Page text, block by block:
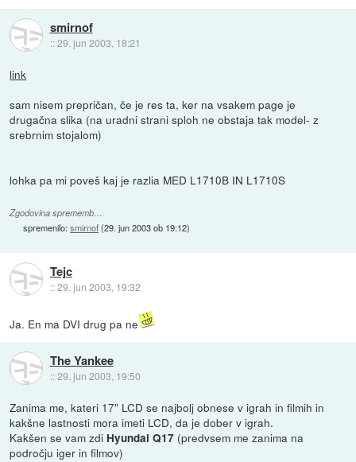
smirnof
::29. jun 2003, 18:21
link
sam nisem prepričan, če je res ta, ker na vsakem page je
drugačna slika (na uradni strani sploh ne obstaja tak model- z
srebrnim stojalom)
lohka pa mi poveš kaj je razlia MED L1710B IN L1710S
Zgodovina sprememb…
spremenilo:smirnof(29. jun 2003 ob 19:12)
Tejc
::29. jun 2003, 19:32
Ja. En ma DVI drug pa ne
The Yankee
::29. jun 2003, 19:50
Zanima me, kateri 17" LCD se najbolj obnese v igrah in filmih in
kakšne lastnosti mora imeti LCD, da je dober v igrah.
Kakšen se vam zdi Hyundai Q17 (predvsem me zanima na
področju iger in filmov)